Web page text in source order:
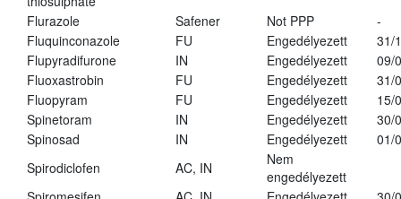
Flurazole
Safener Not PPP
-
Fluquinconazole
FU Engedélyezett
31/
Flupyradifurone
IN Engedélyezett
09/
Fluoxastrobin
FU Engedélyezett
31/
Fluopyram
FU Engedélyezett
15/
Spinetoram
IN Engedélyezett
30/
Spinosad
IN Engedélyezett
01/
Spirodiclofen
AC, IN
Nem
engedélyezett